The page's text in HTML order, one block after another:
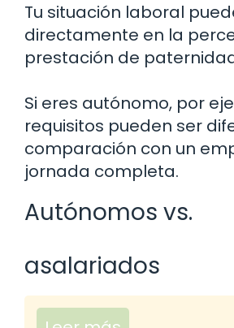
Tu situación laboral
directamente en la
prestación de
Si eres autónomo, por
requisitos pueden ser
comparación con un
jornada completa.
Autónomos vs.
asalariados